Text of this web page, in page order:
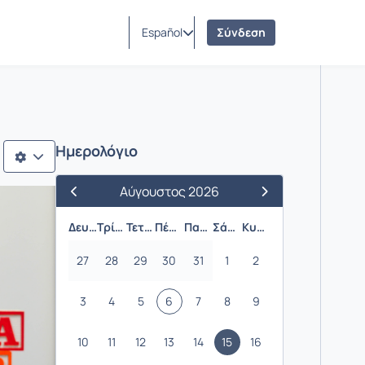
Español Σύνδεση
Ημερολόγιο
Προηγούμενος Μήνας
Αύγουστος 2026
Επόμενος Μήνας
Δευτέρα
Τρίτη Τετάρτη Πέμπτη Παρασκευή Σάββατο Κυριακή
27 28 29 30 31 1 2
3 4 5 6 7 8 9
10 11 12 13 14 15 16